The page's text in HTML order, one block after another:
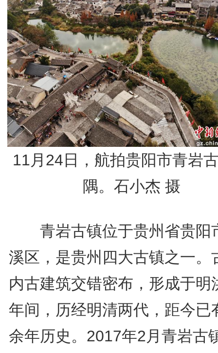
11月24日，航拍贵阳市青岩
隅。石小杰 摄
青岩古镇位于贵州省贵阳
溪区，是贵州四大古镇之一。
内古建筑交错密布，形成于明
年间，历经明清两代，距今已
余年历史。2017年2月青岩古